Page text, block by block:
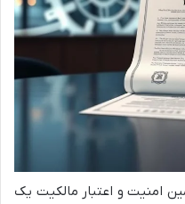
امنیت و اعتبار مالکیت یک